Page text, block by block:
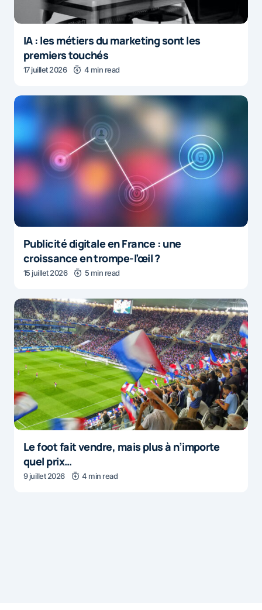
IA : les métiers du marketing sont les
premiers touchés
17 juillet 2026 4 min read
Publicité digitale en France : une
croissance en trompe-l’œil ?
15 juillet 2026 5 min read
Le foot fait vendre, mais plus à n’importe
quel prix…
9 juillet 2026 4 min read